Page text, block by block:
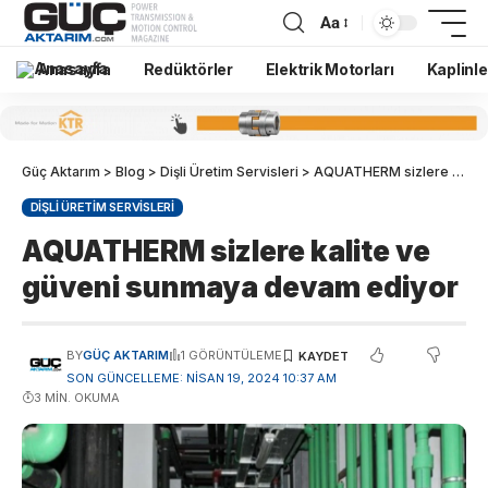
Aa
Anasayfa Redüktörler Elektrik Motorları
Güç Aktarım > Blog > Dişli Üretim Servisleri > AQUATHERM sizlere kalite ve güveni sunmaya devam ediyor
DIŞLI ÜRETIM SERVISLERI
AQUATHERM sizlere kalite ve
güveni sunmaya devam ediyor
SON GÜNCELLEME: NISAN 19, 2024 10:37 AM
BYGÜÇ AKTARIM 1 GÖRÜNTÜLEME
3 MIN. OKUMA